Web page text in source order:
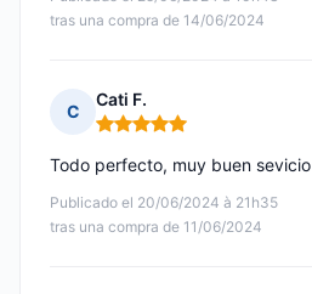
tras una compra de 14/06/2024
C
Cati F.
Nota: 5 de 5
Publicado el 20/06/2024 à 21h35
tras una compra de 11/06/2024
Todo perfecto, muy buen sevicio